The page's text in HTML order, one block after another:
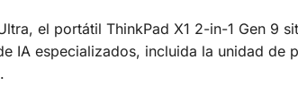
el portátil ThinkPad X1 2-in-1 Gen 9
IA especializados, incluida la unidad de